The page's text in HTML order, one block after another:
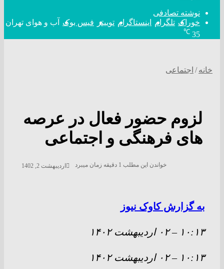
نوشته تصادفی
خوراک تلگرام اینستاگرام توییتر فیس بوک
آب و هوای تهران
35
℃
خانه / اجتماعی
لزوم حضور فعال در عرصه
های فرهنگی و اجتماعی
اردیبهشت 2, 1402 خواندن این مطلب 1 دقیقه زمان میبرد
به گزارش کاوک نیوز
۱۰:۱۳ – ۰۲ ارديبهشت ۱۴۰۲
۱۰:۱۳ – ۰۲ ارديبهشت ۱۴۰۲